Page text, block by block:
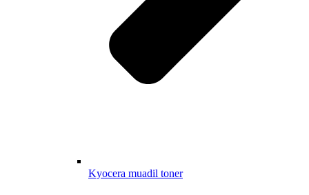
Kyocera muadil toner